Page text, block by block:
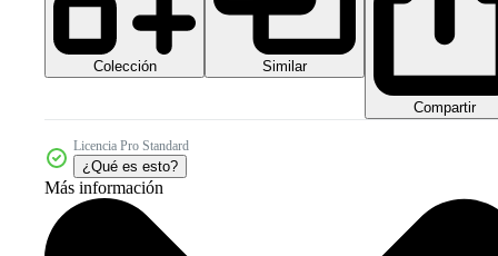
Colección Similar
Compartir
Licencia Pro Standard
¿Qué es esto?
Más información